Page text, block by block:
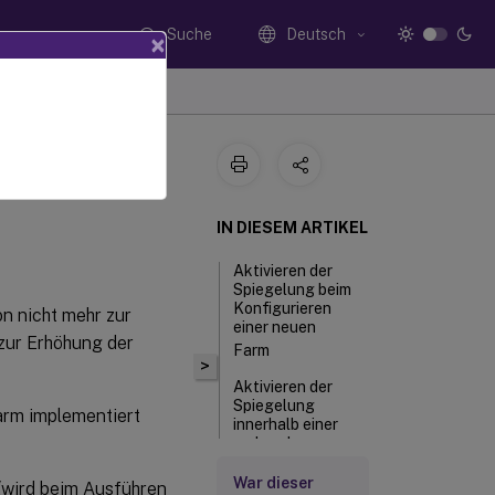
Suche Deutsch
nicht mehr zur
Erhöhung der
implementiert
beim Ausführen
>
IN DIESEM ARTIKEL
Aktivieren der
Spiegelung beim
Konfigurieren
einer neuen
Farm
Aktivieren der
Spiegelung
innerhalb einer
vorhandenen
War dieser
×